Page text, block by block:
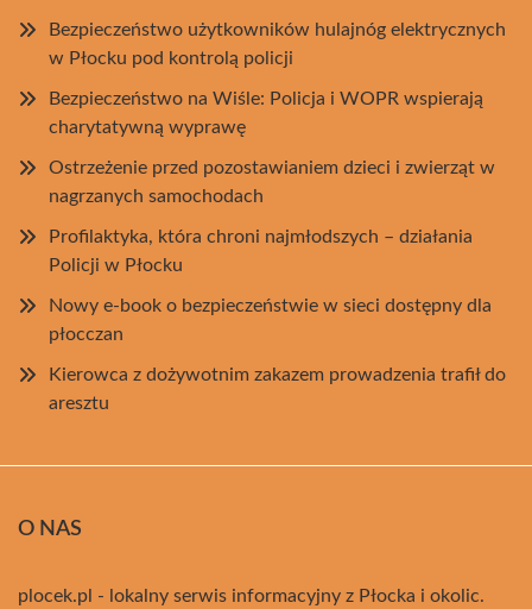
Bezpieczeństwo użytkowników hulajnóg elektrycznych
w Płocku pod kontrolą policji
Bezpieczeństwo na Wiśle: Policja i WOPR wspierają
charytatywną wyprawę
Ostrzeżenie przed pozostawianiem dzieci i zwierząt w
nagrzanych samochodach
Profilaktyka, która chroni najmłodszych – działania
Policji w Płocku
Nowy e-book o bezpieczeństwie w sieci dostępny dla
płocczan
Kierowca z dożywotnim zakazem prowadzenia trafił do
aresztu
O NAS
plocek.pl - lokalny serwis informacyjny z Płocka i okolic.